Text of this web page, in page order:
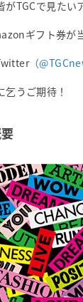
TGCで見たい
ギフト券が
（
うご期待！